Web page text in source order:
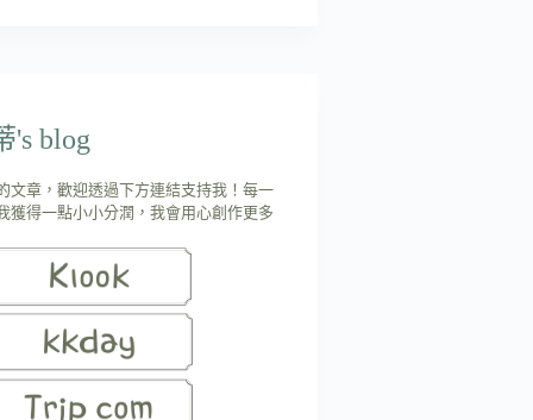
's blog
文章，歡迎透過下方連結支持我！每一
獲得一點小小分潤，我會用心創作更多